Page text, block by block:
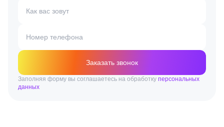
Как вас зовут
Номер телефона
Заказать звонок
Заполняя форму вы соглашаетесь на обработку персональных
данных